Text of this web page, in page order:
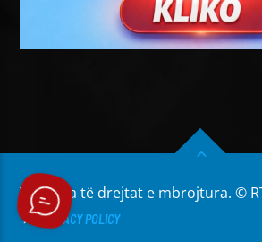
Të gjitha të drejtat e mbrojtura. ©
PRIVACY POLICY